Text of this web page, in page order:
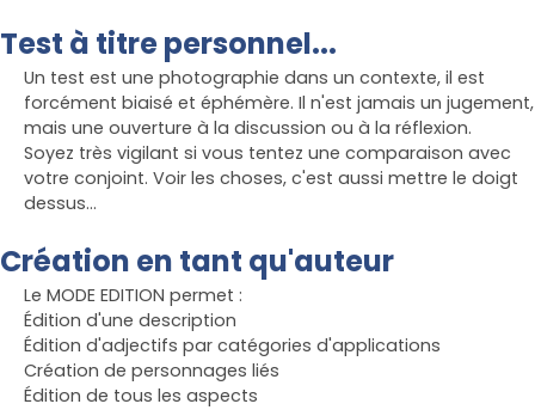
Test à titre personnel...
Un test est une photographie dans un contexte, il est
forcément biaisé et éphémère. Il n'est jamais un jugement,
mais une ouverture à la discussion ou à la réflexion.
Soyez très vigilant si vous tentez une comparaison avec
votre conjoint. Voir les choses, c'est aussi mettre le doigt
dessus...
Création en tant qu'auteur
Le MODE EDITION permet :
Édition d'une description
Édition d'adjectifs par catégories d'applications
Création de personnages liés
Édition de tous les aspects